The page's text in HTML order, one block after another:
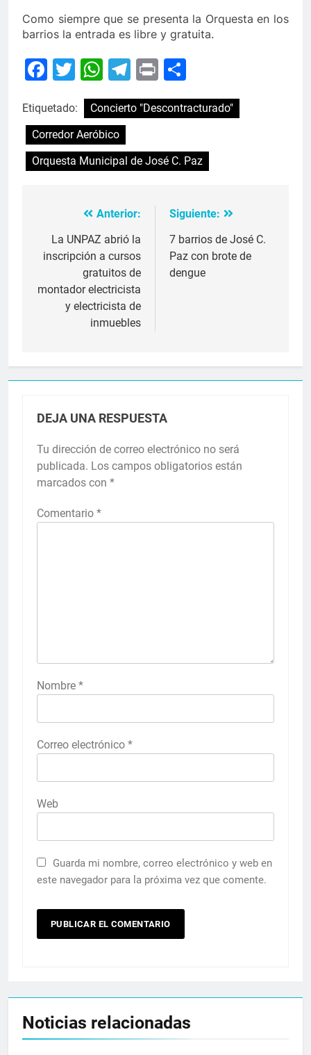
Como siempre que se presenta la Orquesta en los
barrios la entrada es libre y gratuita.
Facebook
Twitter
WhatsApp
Telegram
Print
Etiquetado:
Concierto "Descontracturado"
Corredor Aeróbico
Orquesta Municipal de José C. Paz
Navegación
de
entradas
Anterior:
La UNPAZ abrió la
inscripción a cursos
gratuitos de
montador electricista
y electricista de
inmuebles
Siguiente:
7 barrios de José C.
Paz con brote de
dengue
DEJA UNA RESPUESTA
Tu dirección de correo electrónico no será
publicada. Los campos obligatorios están
marcados con *
Comentario *
Nombre *
Correo electrónico *
Web
Guarda mi nombre, correo electrónico y web en
este navegador para la próxima vez que comente.
Noticias relacionadas